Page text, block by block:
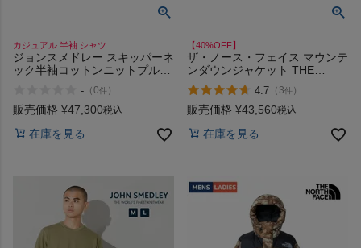
カジュアル 半袖 シャツ
ジョンスメドレー スキッパーネ
ック半袖コットンニットプルオ
- （0件 ）
販売価格 ¥47,300税込
在庫を見る
【40%OFF】
ザ・ノース・フェイス マウンテ
ンダウンジャケット THE
NORTH FACE アウトレット セ
ール
4.7 （ 3件 ）
販売価格 ¥43,560税込
在庫を見る